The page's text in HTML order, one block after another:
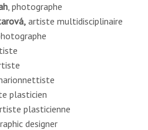
, photographe
artiste multidisciplinaire
plasticien
plasticienne
designer